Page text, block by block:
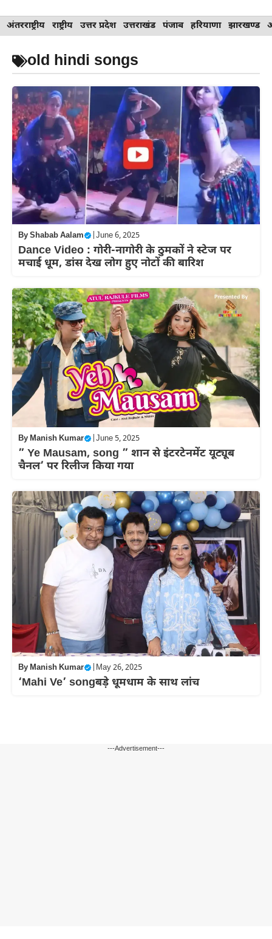
Skip
to
content
अंतरराष्ट्रीय राष्ट्रीय उत्तर प्रदेश उत्तराखंड पंजाब हरियाणा झारखण्ड
old hindi songs
ByShabab Aalam June 6, 2025
Dance Video : गोरी-नागोरी के ठुमकों ने स्टेज पर
मचाई धूम, डांस देख लोग हुए नोटों की बारिश
ByManish Kumar June 5, 2025
” Ye Mausam, song ” शान से इंटरटेनमेंट यूट्यूब
चैनल’ पर रिलीज किया गया
ByManish Kumar May 26, 2025
‘Mahi Ve’ songबड़े धूमधाम के साथ लांच
---Advertisement---